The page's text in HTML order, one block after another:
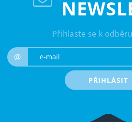
Přihlaste se k
@
PŘIHLÁSIT